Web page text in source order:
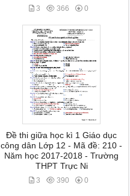
3 366 0
Đề thi giữa học kì 1 Giáo dục
công dân Lớp 12 - Mã đề: 210 -
Năm học 2017-2018 - Trường
THPT Trực Ni
3 390 0